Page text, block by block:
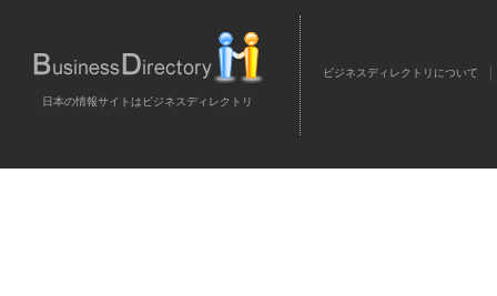
日本の情報サイトはビジネスディレクトリ
ビジネスディレクトリについて